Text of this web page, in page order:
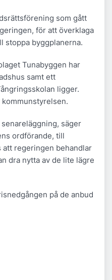
som gått
för att överklaga
stoppa byggplanerna.
Tunabyggen har
samt ett
ligger.
säger
ordförande, till
att regeringen behandlar
dra nytta av de lite lägre
på de anbud